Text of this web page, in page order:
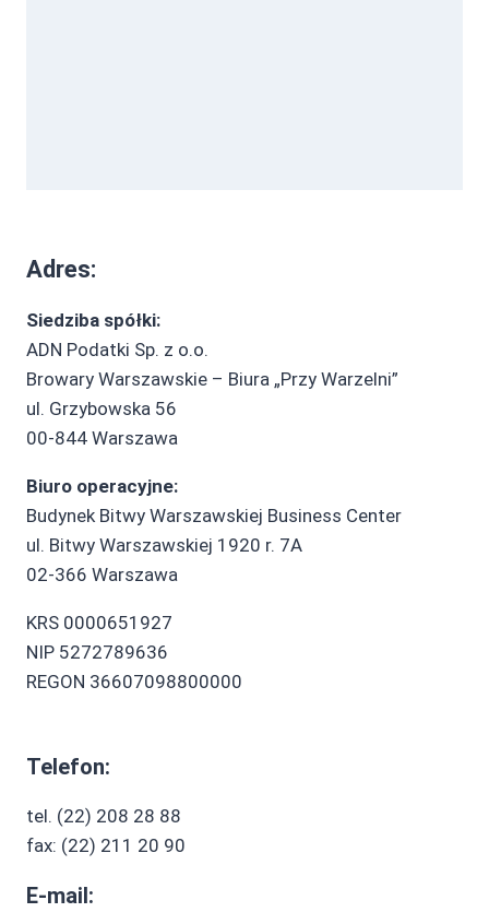
Adres:
Siedziba spółki:
ADN Podatki Sp. z o.o.
Browary Warszawskie – Biura „Przy Warzelni”
ul. Grzybowska 56
00-844 Warszawa
Biuro operacyjne:
Budynek Bitwy Warszawskiej Business Center
ul. Bitwy Warszawskiej 1920 r. 7A
02-366 Warszawa
KRS 0000651927
NIP 5272789636
REGON 36607098800000
Telefon:
tel. (22) 208 28 88
fax: (22) 211 20 90
E-mail: